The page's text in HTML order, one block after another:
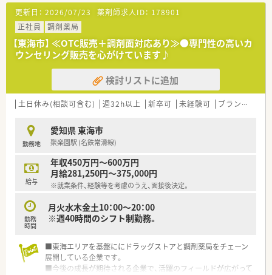
更新日： 2026/07/23 薬剤師求人ID： 178901
正社員
調剤薬局
【東海市】 ≪OTC販売＋調剤面対応あり≫●専門性の高いカ
ウンセリング販売を心がけています♪
検討リストに追加
土日休み(相談可含む) 週32h以上 新卒可 未経験可 ブランク可
勤務地
愛知県 東海市
聚楽園駅 (名鉄常滑線)
給与
年収450万円～600万円
月給281,250円～375,000円
※就業条件、経験等を考慮のうえ、面接後決定。
勤務
時間
月火水木金土10：00～20：00
※週40時間のシフト制勤務。
■東海エリアを基盤ににドラッグストアと調剤薬局をチェーン
展開している企業です。
■今後の成長が期待される企業で、活躍のフィールドが広がって